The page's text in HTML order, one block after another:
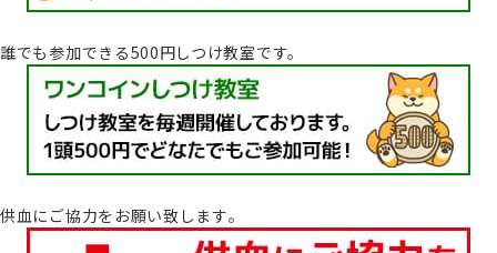
誰でも参加できる500円しつけ教室です。
供血にご協力をお願い致します｡